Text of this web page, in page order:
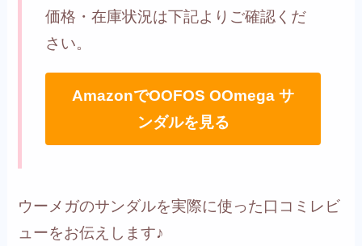
価格・在庫状況は下記よりご確認くだ
さい。
AmazonでOOFOS OOmega サ
ンダルを見る
ウーメガのサンダルを実際に使った口コミレビ
ューをお伝えします♪